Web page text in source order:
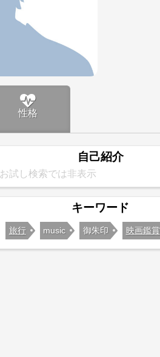
性格
自己紹介
お試し検索では非表示
キーワード
旅行 music 御朱印 映画鑑賞